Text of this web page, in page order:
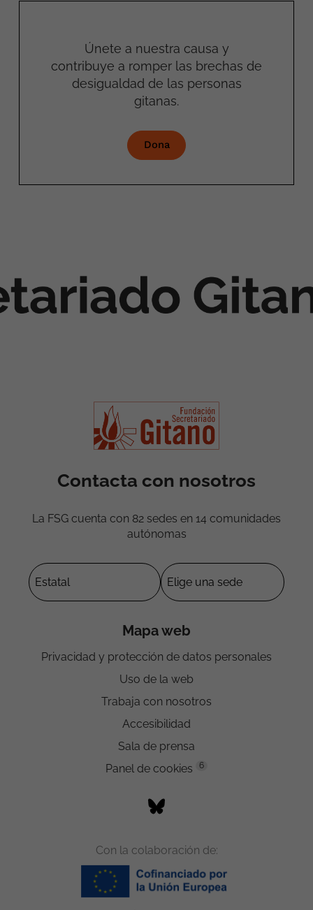
Únete a nuestra causa y
contribuye a romper las brechas de
desigualdad de las personas
gitanas.
Dona
Contacta con nosotros
La FSG cuenta con 82 sedes en 14 comunidades
autónomas
Mapa web
Privacidad y protección de datos personales
Uso de la web
Trabaja con nosotros
Accesibilidad
Sala de prensa
Panel de cookies
6
Con la colaboración de: